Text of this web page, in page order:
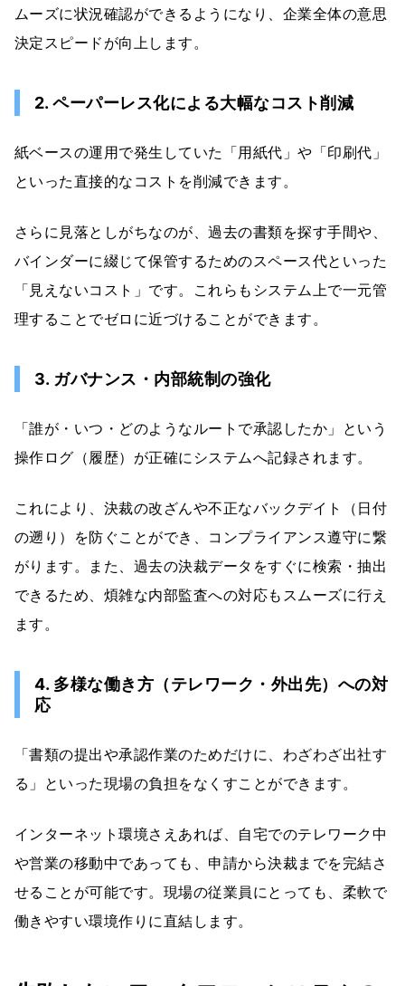
ムーズに状況確認ができるようになり、企業全体の意思
決定スピードが向上します。
2. ペーパーレス化による大幅なコスト削減
紙ベースの運用で発生していた「用紙代」や「印刷代」
といった直接的なコストを削減できます。
さらに見落としがちなのが、過去の書類を探す手間や、
バインダーに綴じて保管するためのスペース代といった
「見えないコスト」です。これらもシステム上で一元管
理することでゼロに近づけることができます。
3. ガバナンス・内部統制の強化
「誰が・いつ・どのようなルートで承認したか」という
操作ログ（履歴）が正確にシステムへ記録されます。
これにより、決裁の改ざんや不正なバックデイト（日付
の遡り）を防ぐことができ、コンプライアンス遵守に繋
がります。また、過去の決裁データをすぐに検索・抽出
できるため、煩雑な内部監査への対応もスムーズに行え
ます。
4. 多様な働き方（テレワーク・外出先）への対
応
「書類の提出や承認作業のためだけに、わざわざ出社す
る」といった現場の負担をなくすことができます。
インターネット環境さえあれば、自宅でのテレワーク中
や営業の移動中であっても、申請から決裁までを完結さ
せることが可能です。現場の従業員にとっても、柔軟で
働きやすい環境作りに直結します。